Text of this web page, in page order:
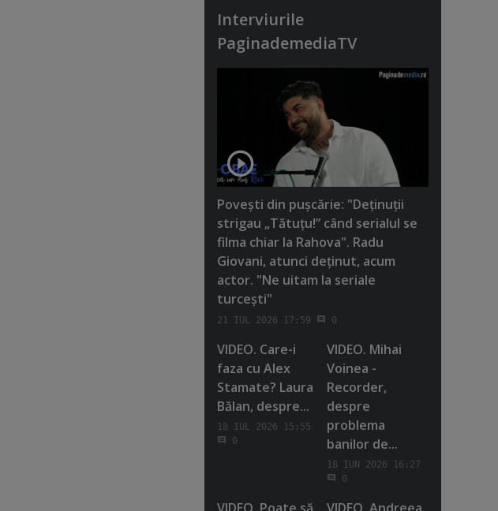
Interviurile
PaginademediaTV
Poveşti din puşcărie: "Deţinuţii
strigau „Tătuţu!” când serialul se
filma chiar la Rahova". Radu
Giovani, atunci deţinut, acum
actor. "Ne uitam la seriale
turceşti"
21 IUL 2026 17:59 0
VIDEO. Care-i
faza cu Alex
Stamate? Laura
Bălan, despre...
18 IUL 2026 15:55
0
VIDEO. Mihai
Voinea -
Recorder,
despre
problema
banilor de...
18 IUN 2026 16:27
0